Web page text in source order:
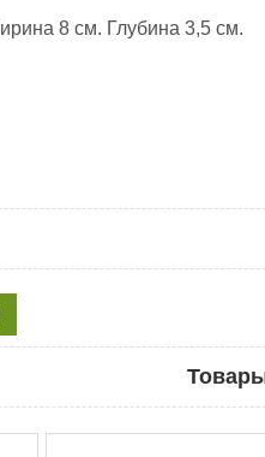
8 см. Глубина 3,5 см.